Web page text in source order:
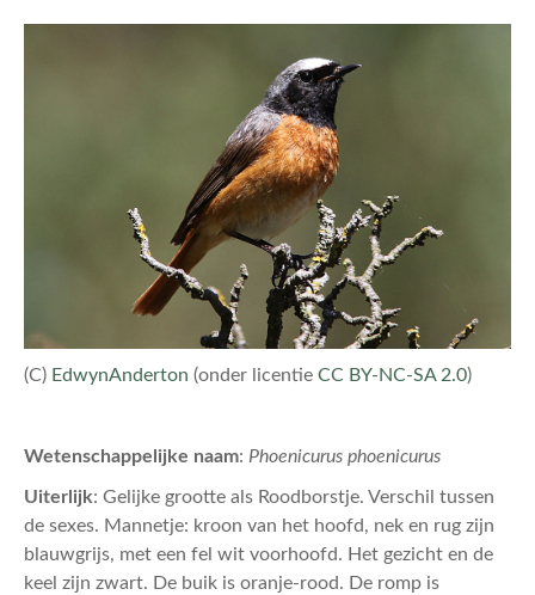
(C) EdwynAnderton (onder licentie CC BY-NC-SA 2.0)
Wetenschappelijke naam: Phoenicurus phoenicurus
Uiterlijk: Gelijke grootte als Roodborstje. Verschil tussen
de sexes. Mannetje: kroon van het hoofd, nek en rug zijn
blauwgrijs, met een fel wit voorhoofd. Het gezicht en de
keel zijn zwart. De buik is oranje-rood. De romp is